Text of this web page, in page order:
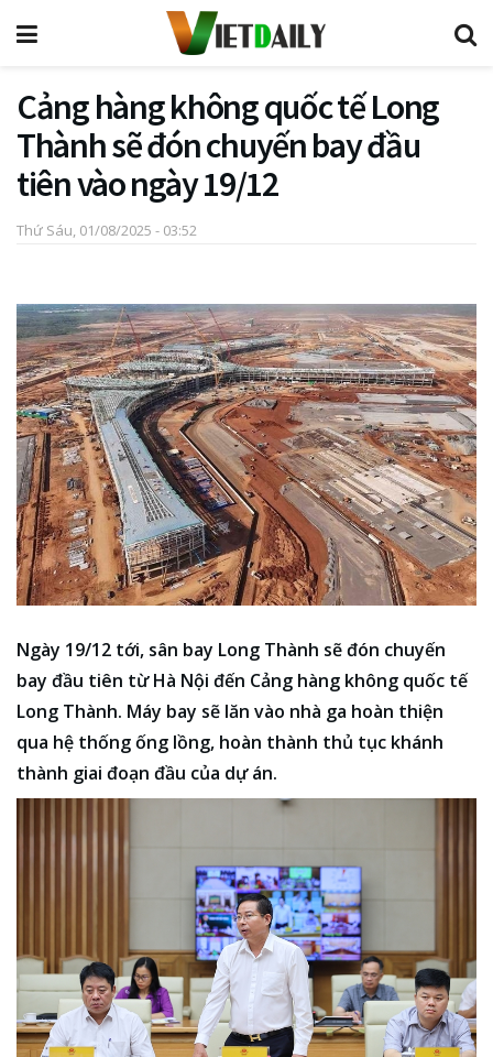
Cảng hàng không quốc tế Long
Thành sẽ đón chuyến bay đầu
tiên vào ngày 19/12
Thứ Sáu, 01/08/2025 - 03:52
Ngày 19/12 tới, sân bay Long Thành sẽ đón chuyến
bay đầu tiên từ Hà Nội đến Cảng hàng không quốc tế
Long Thành. Máy bay sẽ lăn vào nhà ga hoàn thiện
qua hệ thống ống lồng, hoàn thành thủ tục khánh
thành giai đoạn đầu của dự án.